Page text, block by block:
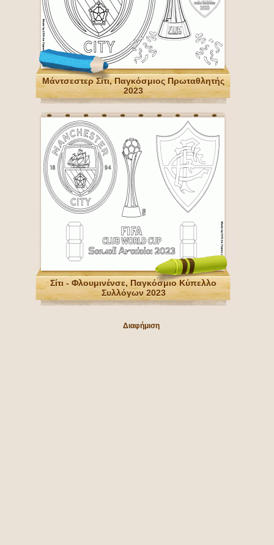
Μάντσεστερ Σίτι, Παγκόσμιος Πρωταθλητής
2023
Σίτι - Φλουμινένσε, Παγκόσμιο Κύπελλο
Συλλόγων 2023
Διαφήμιση